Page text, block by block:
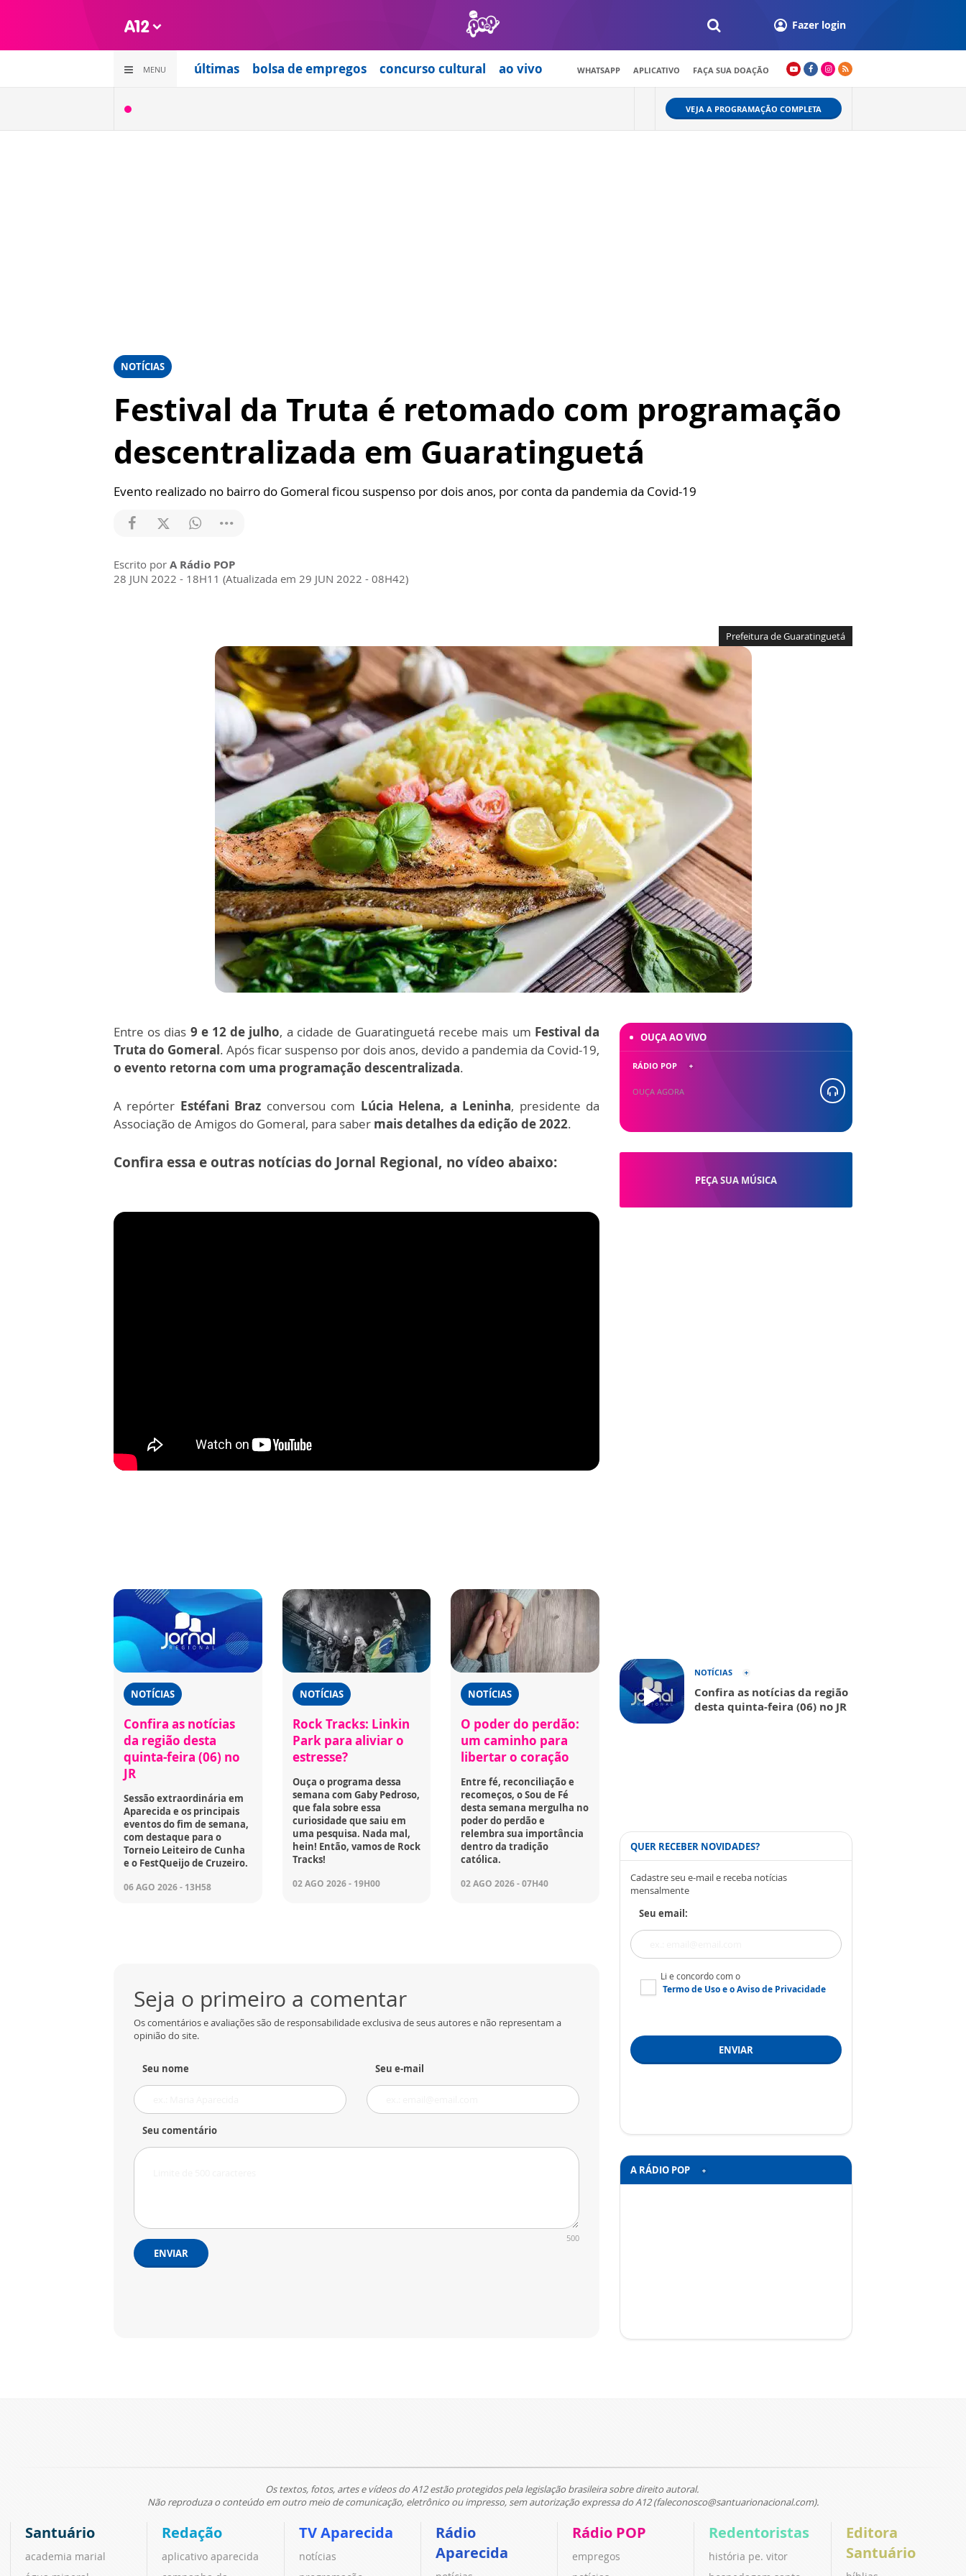
Fazer login
MENU últimas bolsa de empregos concurso cultural ao vivo WHATSAPP APLICATIVO FAÇA SUA DOAÇÃO
VEJA A PROGRAMAÇÃO COMPLETA
NOTÍCIAS
Festival da Truta é retomado com programação
descentralizada em Guaratinguetá
Evento realizado no bairro do Gomeral ficou suspenso por dois anos, por conta da pandemia da Covid-19
Escrito por A Rádio POP
28 JUN 2022 - 18H11 (Atualizada em 29 JUN 2022 - 08H42)
Prefeitura de Guaratinguetá
Entre os dias 9 e 12 de julho, a cidade de Guaratinguetá recebe mais um Festival da
Truta do Gomeral. Após ficar suspenso por dois anos, devido a pandemia da Covid-19,
o evento retorna com uma programação descentralizada.
A repórter Estéfani Braz conversou com Lúcia Helena, a Leninha, presidente da
Associação de Amigos do Gomeral, para saber mais detalhes da edição de 2022.
Confira essa e outras notícias do Jornal Regional, no vídeo abaixo:
NOTÍCIAS
Confira as notícias
da região desta
quinta-feira (06) no
JR
Sessão extraordinária em
Aparecida e os principais
eventos do fim de semana,
com destaque para o
Torneio Leiteiro de Cunha
e o FestQueijo de Cruzeiro.
06 AGO 2026 - 13H58
NOTÍCIAS
Rock Tracks: Linkin
Park para aliviar o
estresse?
Ouça o programa dessa
semana com Gaby Pedroso,
que fala sobre essa
curiosidade que saiu em
uma pesquisa. Nada mal,
hein! Então, vamos de Rock
Tracks!
02 AGO 2026 - 19H00
NOTÍCIAS
O poder do perdão:
um caminho para
libertar o coração
Entre fé, reconciliação e
recomeços, o Sou de Fé
desta semana mergulha no
poder do perdão e
relembra sua importância
dentro da tradição
católica.
02 AGO 2026 - 07H40
Seja o primeiro a comentar
Os comentários e avaliações são de responsabilidade exclusiva de seus autores e não representam a
opinião do site.
Seu nome Seu e-mail
Seu comentário
500
ENVIAR
PEÇA SUA MÚSICA
OUÇA AO VIVO
RÁDIO POP
OUÇA AGORA
NOTÍCIAS
Confira as notícias da região
desta quinta-feira (06) no JR
QUER RECEBER NOVIDADES?
Cadastre seu e-mail e receba notícias
mensalmente
Seu email:
Li e concordo com o
Termo de Usoe oAviso de Privacidade
ENVIAR
A RÁDIO POP
Os textos, fotos, artes e vídeos do A12 estão protegidos pela legislação brasileira sobre direito autoral.
Não reproduza o conteúdo em outro meio de comunicação, eletrônico ou impresso, sem autorização expressa do A12 (faleconosco@santuarionacional.com).
Santuário
academia marial
Redação
aplicativo aparecida
TV Aparecida
notícias
Rádio
Aparecida
Rádio POP
empregos
Redentoristas
história pe. vitor
Editora
Santuário